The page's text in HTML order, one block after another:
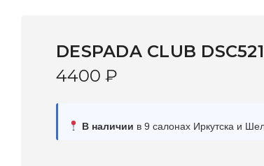
DESPADA CLUB
4400 ₽
В наличии в 9 салонах Иркутска и